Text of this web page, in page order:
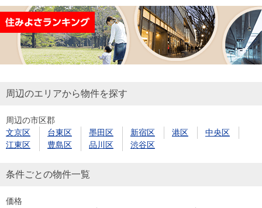
資
用
物
件
探
す
用物
件を
探す
購入向け
住宅ロー
住まい1プ
取り
金額
試算
サービス
検索
ラム）
住まいと
暮らしの
売却ガイ
会社案内
（電子ブ
ック版）
閉じる
周辺のエリアから物件を探す
周辺の市区郡
文京区
台東区 墨田区 新宿区 港区
中央区
江東区
豊島区 品川区 渋谷区
条件ごとの物件一覧
価格